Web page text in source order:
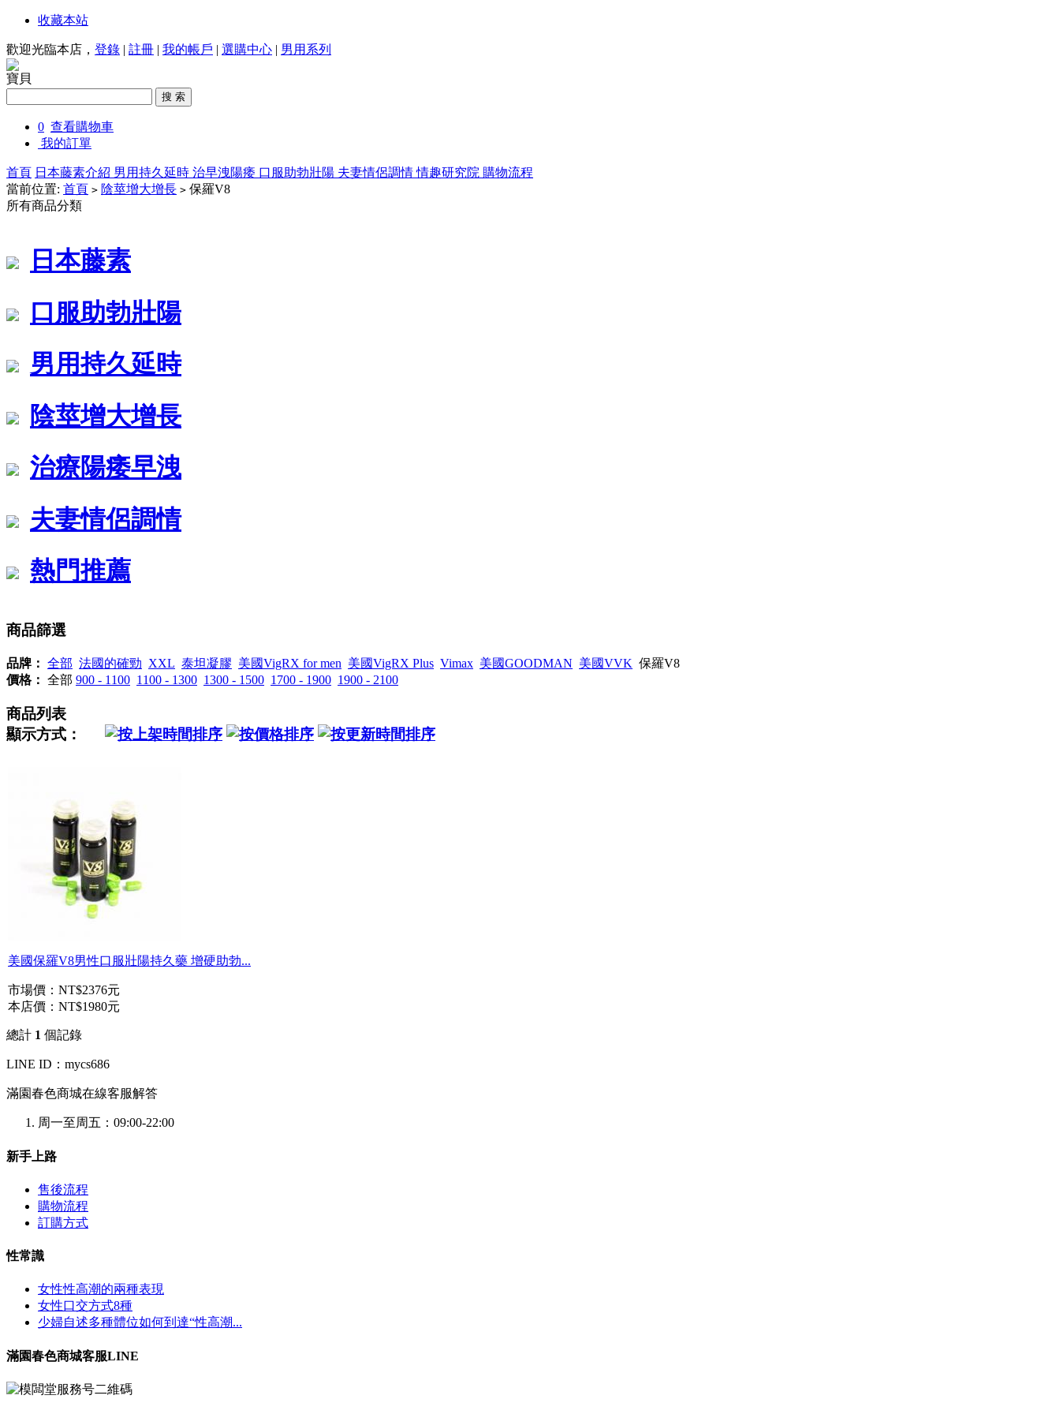
收藏本站
歡迎光臨本店， 登錄 | 註冊 | 我的帳戶 | 選購中心 | 男用系列
寶貝
0 查看購物車
我的訂單
首頁 日本藤素介紹 男用持久延時 治早洩陽痿 口服助勃壯陽 夫妻情侶調情情趣研究院 購物流程
當前位置: 首頁 > 陰莖增大增長 > 保羅V8
所有商品分類
日本藤素
口服助勃壯陽
男用持久延時
陰莖增大增長
治療陽痿早洩
夫妻情侶調情
熱門推薦
商品篩選
品牌： 全部 法國的確勁 XXL 泰坦凝膠 美國VigRX for men 美國VigRX Plus Vimax 美國GOODMAN 美國VVK 保羅V8
價格： 全部 900 - 1100 1100 - 1300 1300 - 1500 1700 - 1900 1900 - 2100
商品列表
顯示方式：
美國保羅V8男性口服壯陽持久藥 增硬助勃...
市場價： NT$2376元
本店價： NT$1980元
總計 1 個記錄
LINE ID：mycs686
滿園春色商城在線客服解答
周一至周五：09:00-22:00
新手上路
售後流程
購物流程
訂購方式
性常識
女性性高潮的兩種表現
女性口交方式8種
少婦自述多種體位如何到達“性高潮...
滿園春色商城客服LINE